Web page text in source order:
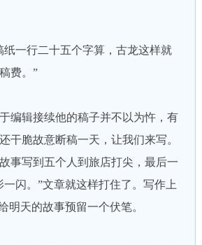
一行二十五个字算，古龙这样就
费。”
辑接续他的稿子并不以为忤，有
干脆故意断稿一天，让我们来写。
事写到五个人到旅店打尖，最后一
一闪。”文章就这样打住了。写作上
明天的故事预留一个伏笔。